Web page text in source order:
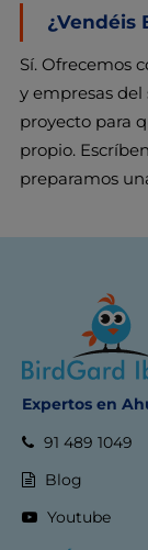
¿Vendéis
Sí. Ofrecemos
y empresas
proyecto para
propio.
preparamos
Expertos en
91 489 1049
Blog
Youtube